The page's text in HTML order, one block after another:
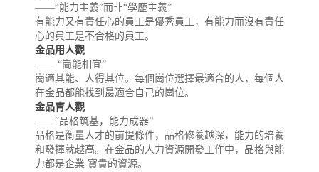
——“能力主義”而非“學歷主義”
有能力又有責任心的員工是優秀員工，有能力而沒有責任
心的員工是不合格的員工。
金品用人觀
—— “崗能相宜”
崗適其能、人得其位。每個崗位選擇最適合的人，每個人
在金品都能找到最適合自己的崗位。
金品育人觀
——“品格筑基，能力成器”
品格是衡量人才的前提條件，品格修養越深，能力的培養
和發揮就越高。在金品的人力資源開發工作中，品格與能
力都是企業 寶貴的資源。